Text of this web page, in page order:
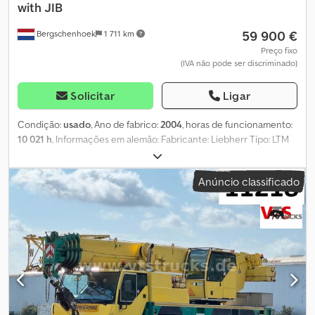
Bergschenhoek 1 711 km
with JIB
59 900 €
Preço fixo
(IVA não pode ser discriminado)
Solicitar Ligar
Condição:usado, Ano de fabrico:2004, horas de funcionamento:
10 021 h, Informações em alemão: Fabricante: Liebherr Tipo: LTM
1030-2 Ano de fabricação: 2004 Combustível: Diesel Número do
chassi: W092625004EL05333 KM: 48.393 Horas de operação:
15.285 h Horas em superestrutura: 11.021 Capacidade de
carga/elevação: 30.000 kg Comprimento máximo do braço: 30 m
Lança auxiliar: 9 - 14 m Seções do braço: 3 Número de blocos de
gancho: 1 Dkedpfjy Dzatox Aafor Número de guinchos: 1
Velocidade de deslocamento: 70 km/h Número de eixos: 2
Tração/direção: 4x4x4 Fabricante/tamanho dos pneus: Michelin /
445/95 R 25 Condição dos pneus: 75% Tipo de caixa de câmbio:
Automática Fabricante/tipo do motor: Mercedes-Benz / OM906LA
Potência em kW: 205 Potência em HP: 280 Podemos organizar o
Anúncio classificado